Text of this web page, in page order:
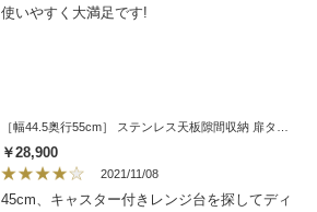
態のいれものに入っていたものが1割以上は入
使いやすく大満足です!
￥28,900
2021/11/08
45cm、キャスター付きレンジ台を探してディ